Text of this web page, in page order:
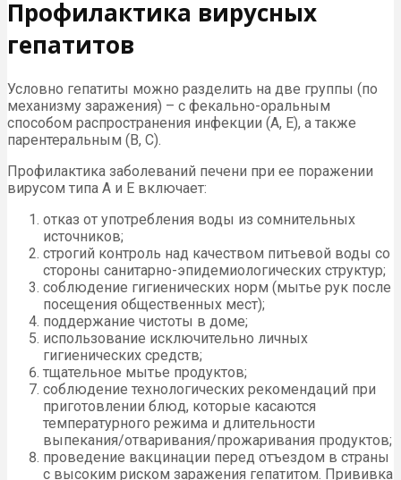
Профилактика вирусных
гепатитов
Условно гепатиты можно разделить на две группы (по
механизму заражения) – с фекально-оральным
способом распространения инфекции (А, Е), а также
парентеральным (В, С).
Профилактика заболеваний печени при ее поражении
вирусом типа А и Е включает:
отказ от употребления воды из сомнительных
источников;
строгий контроль над качеством питьевой воды со
стороны санитарно-эпидемиологических структур;
соблюдение гигиенических норм (мытье рук после
посещения общественных мест);
поддержание чистоты в доме;
использование исключительно личных
гигиенических средств;
тщательное мытье продуктов;
соблюдение технологических рекомендаций при
приготовлении блюд, которые касаются
температурного режима и длительности
выпекания/отваривания/прожаривания продуктов;
проведение вакцинации перед отъездом в страны
с высоким риском заражения гепатитом. Прививка